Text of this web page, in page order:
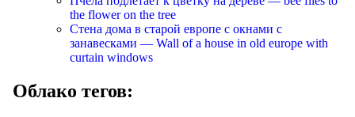
the flower on the tree
Стена дома в старой европе с окнами с
занавесками — Wall of a house in old europe with
curtain windows
Облако тегов: